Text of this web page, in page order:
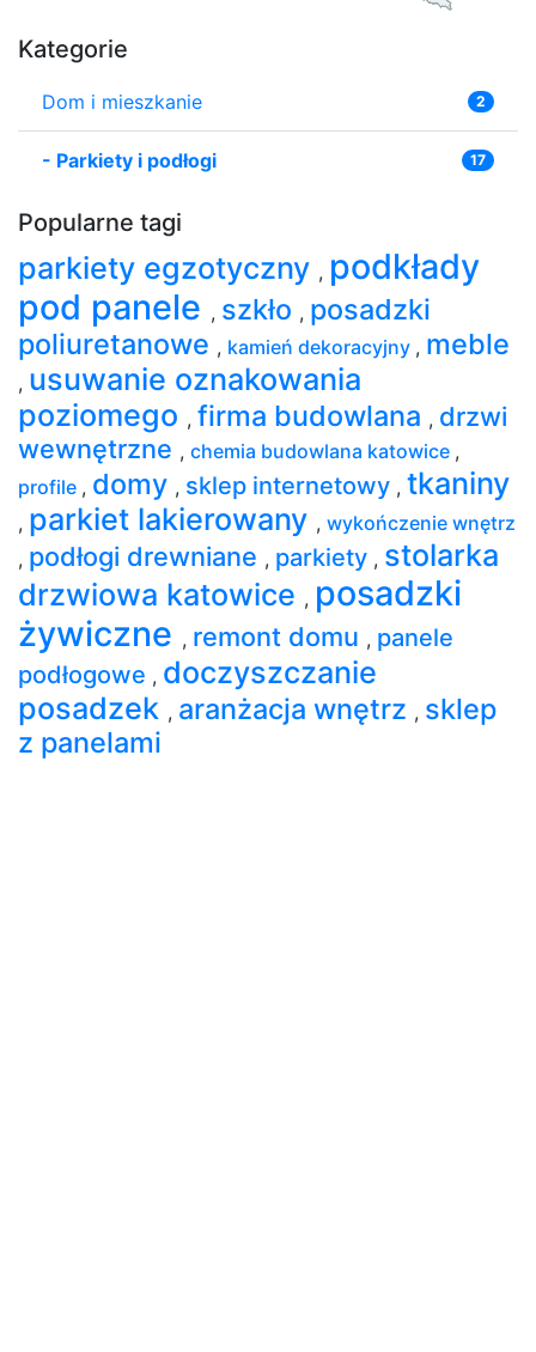
Kategorie
Dom i mieszkanie 2
- Parkiety i podłogi 17
Popularne tagi
parkiety egzotyczny , podkłady
pod panele , szkło , posadzki
poliuretanowe , kamień dekoracyjny , meble
, usuwanie oznakowania
poziomego , firma budowlana , drzwi
wewnętrzne , chemia budowlana katowice ,
profile , domy , sklep internetowy , tkaniny
, parkiet lakierowany , wykończenie wnętrz
, podłogi drewniane , parkiety , stolarka
drzwiowa katowice , posadzki
żywiczne , remont domu , panele
podłogowe , doczyszczanie
posadzek , aranżacja wnętrz , sklep
z panelami